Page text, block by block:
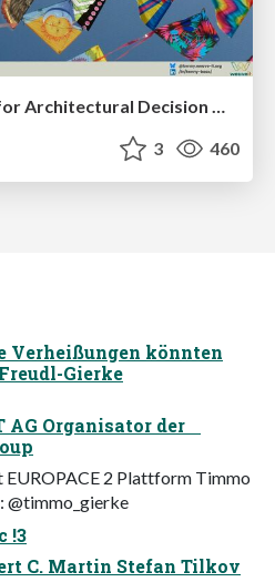
Technical Leadership for Architectural Decision Making
3 460
Verheißungen könnten
Gierke
AG Organisator der
2 Plattform Timmo
!3
C. Martin Stefan Tilkov